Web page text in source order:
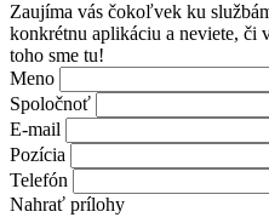
Zaujíma vás čokoľvek ku
konkrétnu aplikáciu a neviete, či
toho sme tu!
Meno
Spoločnoť
E-mail
Pozícia
Telefón
Nahrať prílohy